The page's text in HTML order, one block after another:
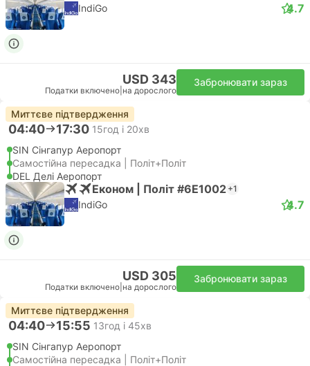
IndiGo 4.7
USD 343
Податки включено на дорослого
Забронювати зараз
Миттєве підтвердження
04:40 17:30 15год і 20хв
SIN Сінгапур Аеропорт
Самостійна пересадка | Політ+Політ
DEL Делі Аеропорт
Економ | Політ #6E1002 +1
IndiGo 4.7
USD 305
Податки включено на дорослого
Забронювати зараз
Миттєве підтвердження
04:40 15:55 13год і 45хв
SIN Сінгапур Аеропорт
Самостійна пересадка | Політ+Політ